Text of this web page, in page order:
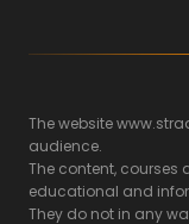
The website
audience.
The content, courses
educational and
They do not in any